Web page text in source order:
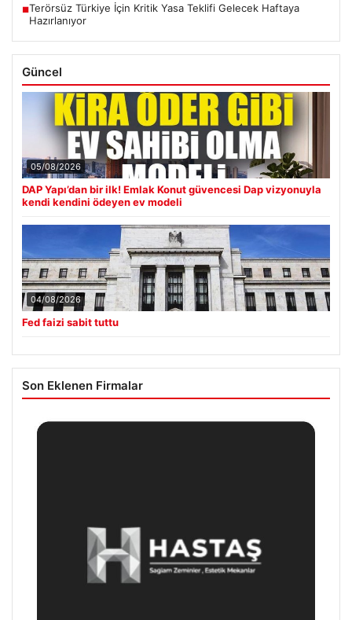
■Terörsüz Türkiye İçin Kritik Yasa Teklifi Gelecek Haftaya
Hazırlanıyor
Güncel
05/08/2026
DAP Yapı’dan bir ilk! Emlak Konut güvencesi Dap vizyonuyla
kendi kendini ödeyen ev modeli
04/08/2026
Fed faizi sabit tuttu
Son Eklenen Firmalar